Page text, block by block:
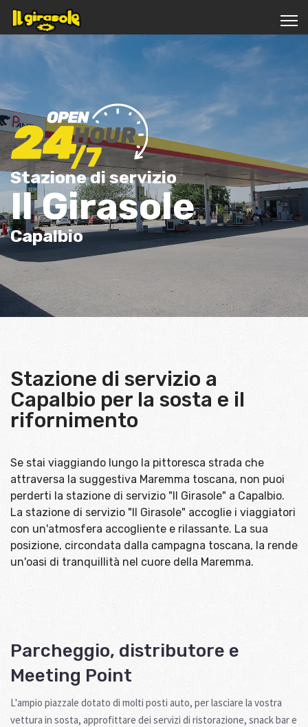
Stazione di servizio
Il Girasole
Capalbio
Stazione di servizio a
Capalbio per la sosta e il
rifornimento
Se stai viaggiando lungo la pittoresca strada che
attraversa la suggestiva Maremma toscana, non puoi
perderti la stazione di servizio "Il Girasole" a Capalbio.
La stazione di servizio "Il Girasole" accoglie i viaggiatori
con un'atmosfera accogliente e rilassante. La sua
posizione, circondata dalla campagna toscana, la rende
un'oasi di tranquillità nel cuore della Maremma.
Parcheggio, distributore e
Meeting Point
L'ampio piazzale dotato di molti posti auto, per lasciare la vostra
vettura in sosta, approfittare dei servizi di ristorazione, snack bar e